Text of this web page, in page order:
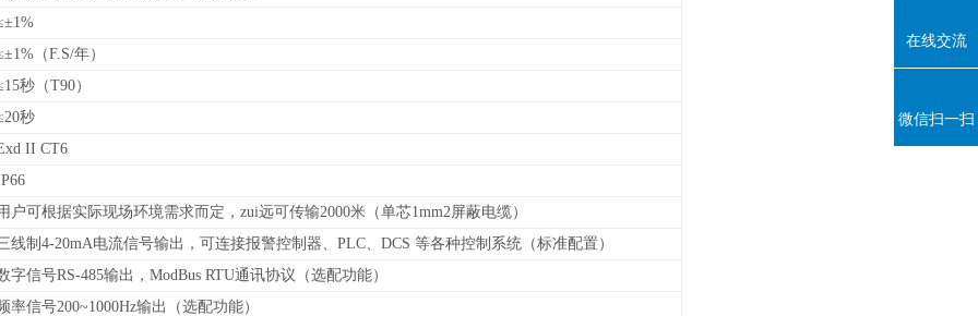
（F.S/年）
秒（T90）
秒
II CT6
户可根据实际现场环境需求而定，zui远可传输2000米（单芯1mm2屏蔽电缆）
线制4-20mA电流信号输出，可连接报警控制器、PLC、DCS 等各种控制系统（标准配置）
字信号RS-485输出， ModBus RTU通讯协议 （选配功能）
率信号200~1000Hz输出（选配功能）
在线交流
微信扫一扫